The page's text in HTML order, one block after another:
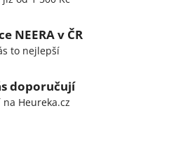
NEERA v ČR
to nejlepší
doporučují
Heureka.cz